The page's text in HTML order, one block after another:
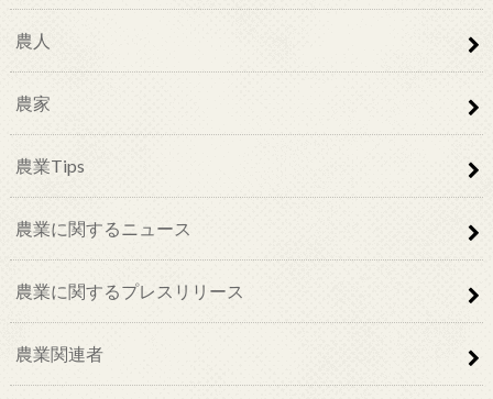
農人
農家
農業Tips
農業に関するニュース
農業に関するプレスリリース
農業関連者